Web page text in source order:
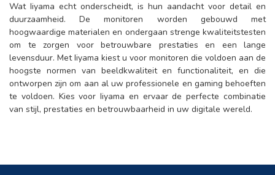
Wat Iiyama echt onderscheidt, is hun aandacht voor detail en
duurzaamheid. De monitoren worden gebouwd met
hoogwaardige materialen en ondergaan strenge kwaliteitstesten
om te zorgen voor betrouwbare prestaties en een lange
levensduur. Met Iiyama kiest u voor monitoren die voldoen aan de
hoogste normen van beeldkwaliteit en functionaliteit, en die
ontworpen zijn om aan al uw professionele en gaming behoeften
te voldoen. Kies voor Iiyama en ervaar de perfecte combinatie
van stijl, prestaties en betrouwbaarheid in uw digitale wereld.